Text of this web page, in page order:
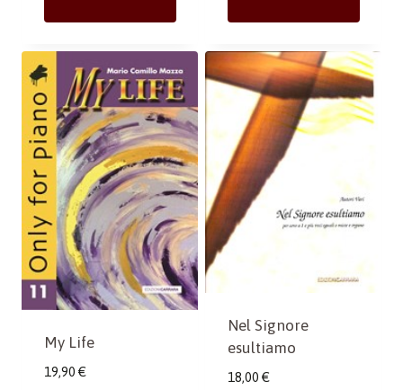
My Life
19,90 €
Nel Signore
esultiamo
18,00 €